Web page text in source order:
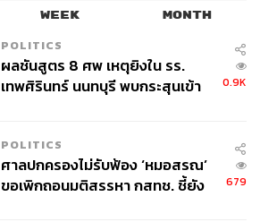
WEEK MONTH
POLITICS
ผลชันสูตร 8 ศพ เหตุยิงใน รร.
เทพศิรินทร์ นนทบุรี พบกระสุนเข้า
0.9K
POLITICS
ศาลปกครองไม่รับฟ้อง ‘หมอสรณ’
ขอเพิกถอนมติสรรหา กสทช. ชี้ยัง
679